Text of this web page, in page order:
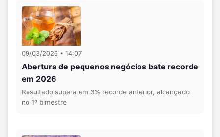
09/03/2026 • 14:07
Abertura de pequenos negócios bate recorde
em 2026
Resultado supera em 3% recorde anterior, alcançado
no 1º bimestre